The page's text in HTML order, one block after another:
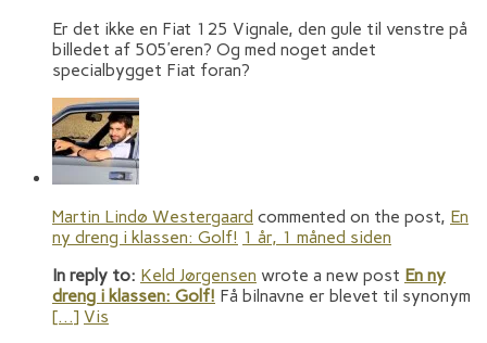
Er det ikke en Fiat 125 Vignale, den gule til venstre på
billedet af 505’eren? Og med noget andet
specialbygget Fiat foran?
Martin Lindø Westergaard commented on the post, En
ny dreng i klassen: Golf! 1 år, 1 måned siden
In reply to: Keld Jørgensen wrote a new post En ny
dreng i klassen: Golf! Få bilnavne er blevet til synonym
[…] Vis